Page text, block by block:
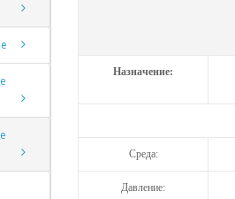
Назначение:
Среда:
Давление: